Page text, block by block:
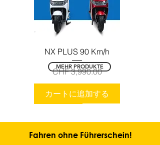
NX PLUS 90 Km/h
価格
CHF 3,990.00
カートに追加する
MEHR PRODUKTE
Fahren ohne Führerschein!